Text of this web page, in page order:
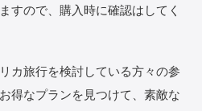
すので、購入時に確認はしてく
カ旅行を検討している方々の参
得なプランを見つけて、素敵な